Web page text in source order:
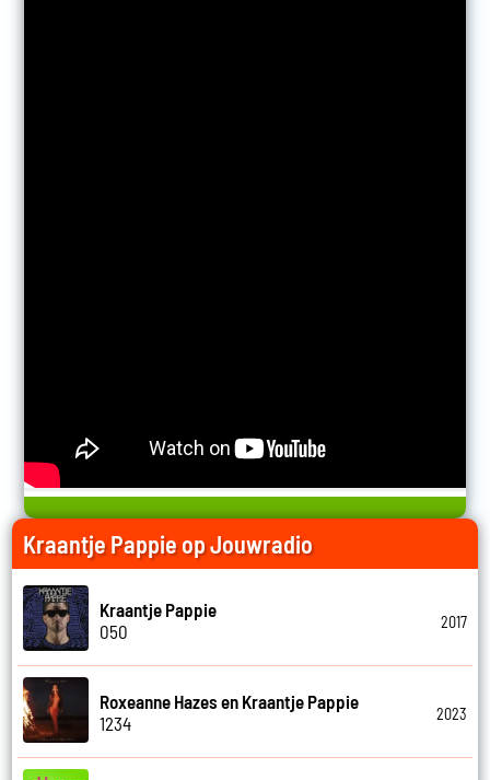
Kraantje Pappie op Jouwradio
Kraantje Pappie
050
2017
Roxeanne Hazes en Kraantje Pappie
1234
2023